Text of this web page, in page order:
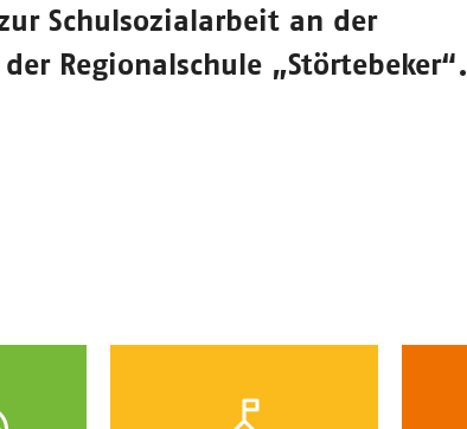
Schulsozialarbeit an der
Regionalschule „Störtebeker“.